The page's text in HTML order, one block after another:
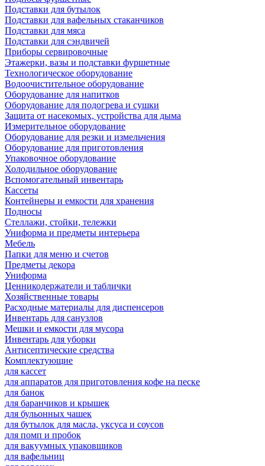
Подставки для бутылок
Подставки для вафельных стаканчиков
Подставки для мяса
Подставки для сэндвичей
Приборы сервировочные
Этажерки, вазы и подставки фуршетные
Технологическое оборудование
Водоочистительное оборудование
Оборудование для напитков
Оборудование для подогрева и сушки
Защита от насекомых, устройства для дыма
Измерительное оборудование
Оборудование для резки и измельчения
Оборудование для приготовления
Упаковочное оборудование
Холодильное оборудование
Вспомогательный инвентарь
Кассеты
Контейнеры и емкости для хранения
Подносы
Стеллажи, стойки, тележки
Униформа и предметы интерьера
Мебель
Папки для меню и счетов
Предметы декора
Униформа
Ценникодержатели и таблички
Хозяйственные товары
Расходные материалы для диспенсеров
Инвентарь для санузлов
Мешки и емкости для мусора
Инвентарь для уборки
Антисептические средства
Комплектующие
для кассет
для аппаратов для приготовления кофе на песке
для банок
для баранчиков и крышек
для бульонных чашек
для бутылок для масла, уксуса и соусов
для помп и пробок
для вакуумных упаковщиков
для вафельниц